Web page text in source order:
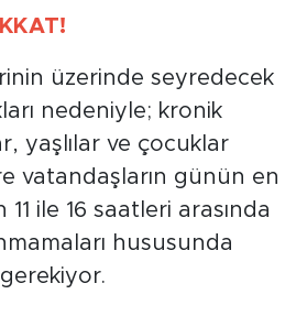
üzerinde seyredecek
nedeniyle; kronik
yaşlılar ve çocuklar
vatandaşların günün en
ile 16 saatleri arasında
hususunda